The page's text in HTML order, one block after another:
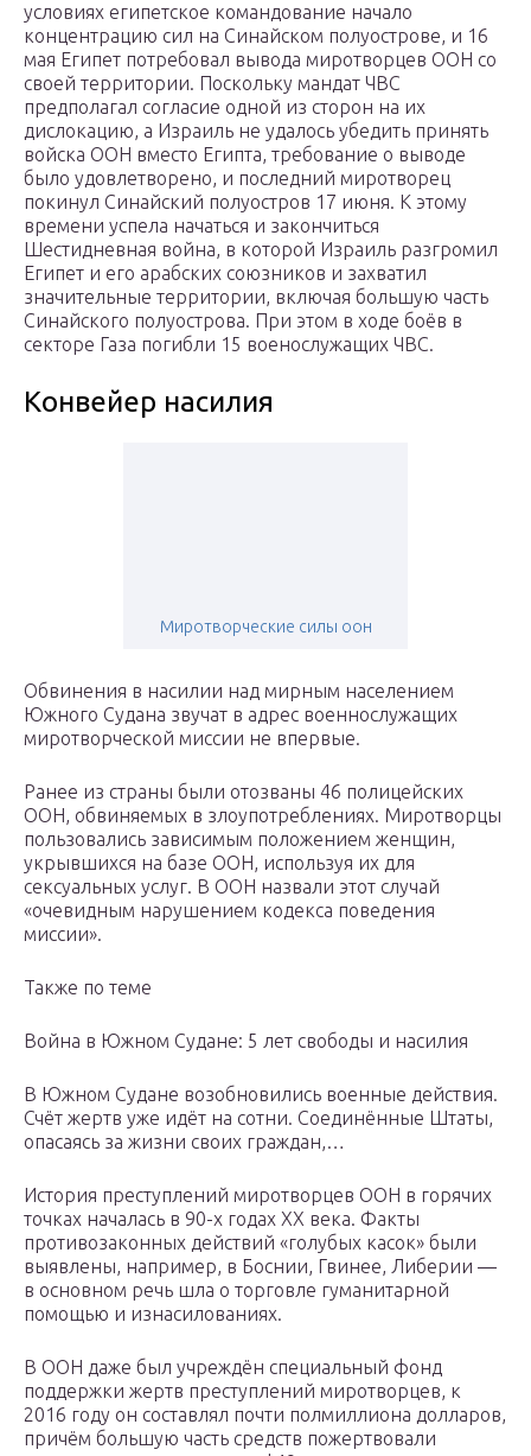
условиях египетское командование начало
концентрацию сил на Синайском полуострове, и 16
мая Египет потребовал вывода миротворцев ООН со
своей территории. Поскольку мандат ЧВС
предполагал согласие одной из сторон на их
дислокацию, а Израиль не удалось убедить принять
войска ООН вместо Египта, требование о выводе
было удовлетворено, и последний миротворец
покинул Синайский полуостров 17 июня. К этому
времени успела начаться и закончиться
Шестидневная война, в которой Израиль разгромил
Египет и его арабских союзников и захватил
значительные территории, включая большую часть
Синайского полуострова. При этом в ходе боёв в
секторе Газа погибли 15 военослужащих ЧВС.
Конвейер насилия
Миротворческие силы оон
Обвинения в насилии над мирным населением
Южного Судана звучат в адрес военнослужащих
миротворческой миссии не впервые.
Ранее из страны были отозваны 46 полицейских
ООН, обвиняемых в злоупотреблениях. Миротворцы
пользовались зависимым положением женщин,
укрывшихся на базе ООН, используя их для
сексуальных услуг. В ООН назвали этот случай
«очевидным нарушением кодекса поведения
миссии».
Также по теме
Война в Южном Судане: 5 лет свободы и насилия
В Южном Судане возобновились военные действия.
Счёт жертв уже идёт на сотни. Соединённые Штаты,
опасаясь за жизни своих граждан,…
История преступлений миротворцев ООН в горячих
точках началась в 90-х годах ХХ века. Факты
противозаконных действий «голубых касок» были
выявлены, например, в Боснии, Гвинее, Либерии —
в основном речь шла о торговле гуманитарной
помощью и изнасилованиях.
В ООН даже был учреждён специальный фонд
поддержки жертв преступлений миротворцев, к
2016 году он составлял почти полмиллиона долларов,
причём большую часть средств пожертвовали